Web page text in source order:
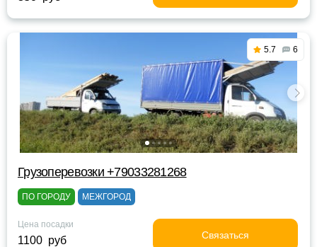
5.7 6
Грузоперевозки +79033281268
ПО ГОРОДУ МЕЖГОРОД
Цена посадки
1100 руб Связаться